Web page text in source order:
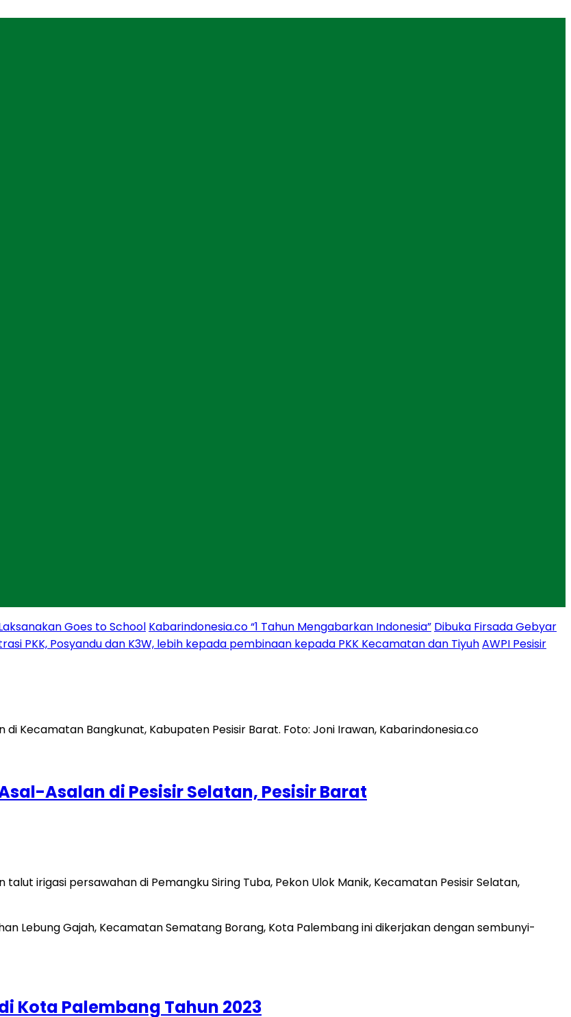
Goes to School Kabarindonesia.co “1 Tahun Mengabarkan Indonesia” Dibuka Firsada Gebyar
PKK, Posyandu dan K3W, lebih kepada pembinaan kepada PKK Kecamatan dan TiyuhAWPI Pesisir
Asalan di Pesisir Selatan, Pesisir Barat
irigasi persawahan di Pemangku Siring Tuba, Pekon Ulok Manik, Kecamatan Pesisir Selatan,
Kota Palembang Tahun 2023